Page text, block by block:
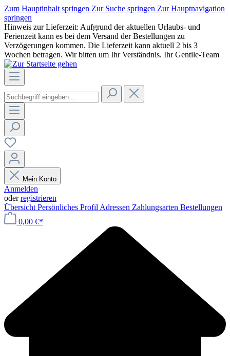
Zum Hauptinhalt springen Zur Suche springen Zur Hauptnavigation
springen
Hinweis zur Lieferzeit: Aufgrund der aktuellen Urlaubs- und
Ferienzeit kann es bei dem Versand der Bestellungen zu
Verzögerungen kommen. Die Lieferzeit kann aktuell 2 bis 3
Wochen betragen. Wir bitten um Ihr Verständnis. Ihr Gentile-Team
Mein Konto
Anmelden
oderregistrieren
Übersicht Persönliches Profil Adressen Zahlungsarten Bestellungen
0,00 €*